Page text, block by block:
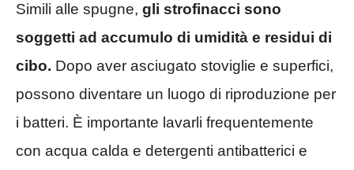
Simili alle spugne, gli strofinacci sono
soggetti ad accumulo di umidità e residui di
cibo. Dopo aver asciugato stoviglie e superfici,
possono diventare un luogo di riproduzione per
i batteri. È importante lavarli frequentemente
con acqua calda e detergenti antibatterici e